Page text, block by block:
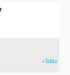
» Siblu